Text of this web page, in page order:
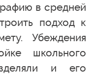
в средней
подход к
Убеждения
школьного
и его